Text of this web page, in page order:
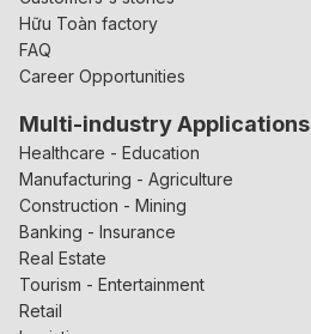
Hữu Toàn factory
FAQ
Career Opportunities
Multi-industry Applications
Healthcare - Education
Manufacturing - Agriculture
Construction - Mining
Banking - Insurance
Real Estate
Tourism - Entertainment
Retail